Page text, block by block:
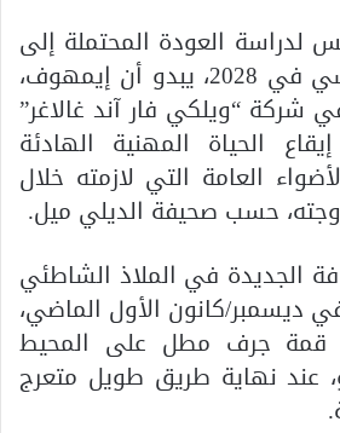
لدراسة العودة المحتملة إلى
حلبة السباق الرئاسي في 2028، يبدو أن إيمهوف،
شركة “ويلكي فار آند غالاغر”
الحياة المهنية الهادئة
العامة التي لازمته خلال
حسب صحيفة الديلي ميل.
الجديدة في الملاذ الشاطئي
ديسمبر/كانون الأول الماضي،
قمة جرف مطل على المحيط
عند نهاية طريق طويل متعرج